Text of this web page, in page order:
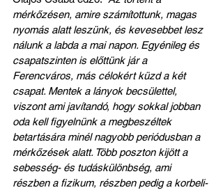
mérkőzésen, amire számítottunk, magas
nyomás alatt leszünk, és kevesebbet lesz
nálunk a labda a mai napon. Egyénileg és
csapatszinten is előttünk jár a
Ferencváros, más célokért küzd a két
csapat. Mentek a lányok becsülettel,
viszont ami javítandó, hogy sokkal jobban
oda kell figyelnünk a megbeszéltek
betartására minél nagyobb periódusban a
mérkőzések alatt. Több poszton kijött a
sebesség- és tudáskülönbség, ami
részben a fizikum, részben pedig a korbeli-